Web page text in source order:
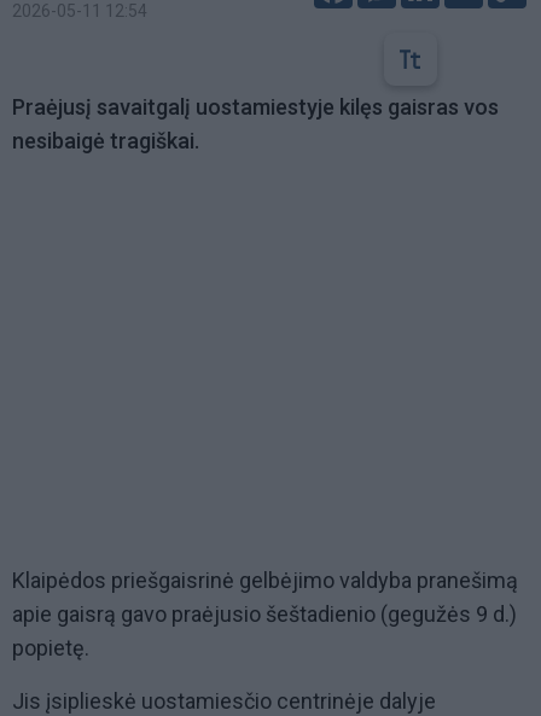
2026-05-11 12:54
Praėjusį savaitgalį uostamiestyje kilęs gaisras vos
nesibaigė tragiškai.
Klaipėdos priešgaisrinė gelbėjimo valdyba pranešimą
apie gaisrą gavo praėjusio šeštadienio (gegužės 9 d.)
popietę.
Jis įsiplieskė uostamiesčio centrinėje dalyje